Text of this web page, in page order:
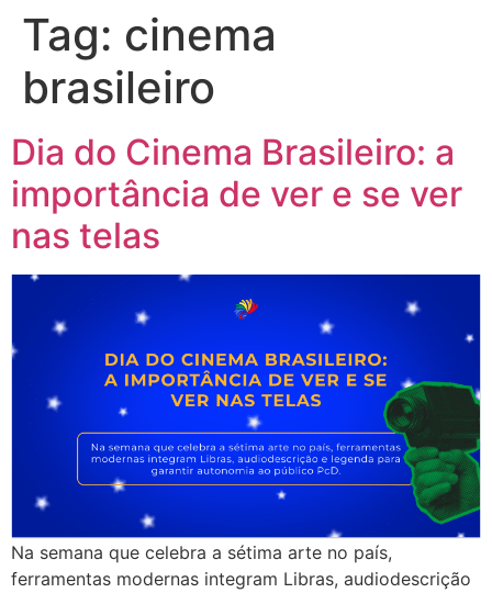
Tag: cinema
brasileiro
Dia do Cinema Brasileiro: a
importância de ver e se ver
nas telas
Na semana que celebra a sétima arte no país,
ferramentas modernas integram Libras, audiodescrição